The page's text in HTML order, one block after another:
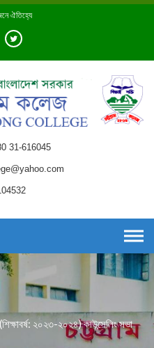
ঐতিহ্যে
31-616045
২০২৩-২০২৪) কাউন্সেলিং সভা